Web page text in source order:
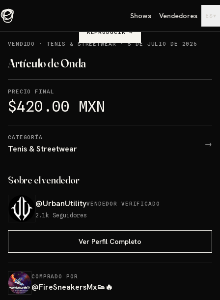
Shows Vendedores ES ▾
REPRODUCIR→
VENDIDO
· TENIS & STREETWEAR·5 DE JULIO DE 2026
Artículo de Onda
PRECIO FINAL
$420.00 MXN
CATEGORÍA
Tenis & Streetwear →
Sobre el vendedor
@UrbanUtilityVENDEDOR VERIFICADO
2.1k Seguidores
Ver Perfil Completo
COMPRADO POR
@FireSneakersMx👟🔥